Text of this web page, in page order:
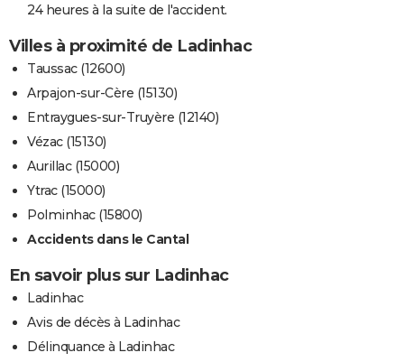
24 heures à la suite de l'accident.
Villes à proximité de Ladinhac
Taussac (12600)
Arpajon-sur-Cère (15130)
Entraygues-sur-Truyère (12140)
Vézac (15130)
Aurillac (15000)
Ytrac (15000)
Polminhac (15800)
Accidents dans le Cantal
En savoir plus sur Ladinhac
Ladinhac
Avis de décès à Ladinhac
Délinquance à Ladinhac